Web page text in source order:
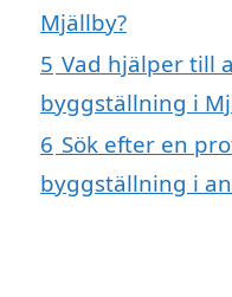
Mjällby?
5 Vad hjälper till
byggställning i
6 Sök efter en
byggställning i